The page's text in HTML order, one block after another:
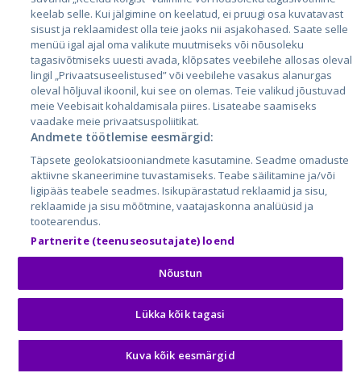
City24.lv
City24.ee
GetaPro.lv
GetaPro.ee
Skelbiu.lt
Autoplius.lt
Aruodas.lt
CVbankas.lt
Kainos.lt
Paslaugos.lt
auto24.ee
Osta.ee
KuldneBörs.ee
keelab selle. Kui jälgimine on keelatud, ei pruugi osa kuvatavast
sisust ja reklaamidest olla teie jaoks nii asjakohased. Saate selle
menüü igal ajal oma valikute muutmiseks või nõusoleku
tagasivõtmiseks uuesti avada, klõpsates veebilehe allosas oleval
lingil „Privaatsuseelistused” või veebilehe vasakus alanurgas
oleval hõljuval ikoonil, kui see on olemas. Teie valikud jõustuvad
meie Veebisait kohaldamisala piires. Lisateabe saamiseks
vaadake meie privaatsuspoliitikat.
Andmete töötlemise eesmärgid:
Täpsete geolokatsiooniandmete kasutamine. Seadme omaduste
aktiivne skaneerimine tuvastamiseks. Teabe säilitamine ja/või
ligipääs teabele seadmes. Isikupärastatud reklaamid ja sisu,
reklaamide ja sisu mõõtmine, vaatajaskonna analüüsid ja
tootearendus.
Partnerite (teenuseosutajate) loend
Nõustun
Lükka kõik tagasi
Kuva kõik eesmärgid